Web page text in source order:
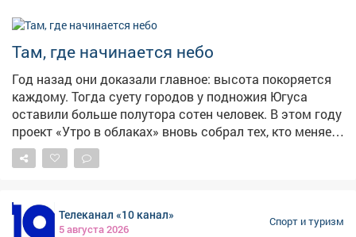
Там, где начинается небо
Год назад они доказали главное: высота покоряется
каждому. Тогда суету городов у подножия Югуса
оставили больше полутора сотен человек. В этом году
проект «Утро в облаках» вновь собрал тех, кто меняет
тесноту офисов на бескрайнее небо. Чувство полета
ощутила и наша съемочная группа.
Телеканал «10 канал»
5 августа 2026
Спорт и туризм